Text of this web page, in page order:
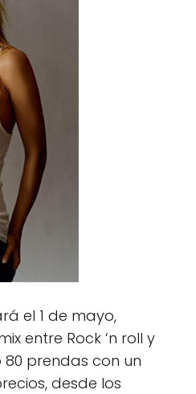
el 1 de mayo,
entre Rock ‘n roll y
prendas con un
desde los